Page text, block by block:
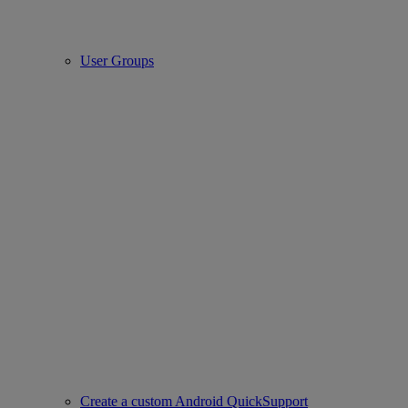
User Groups
Create a custom Android QuickSupport